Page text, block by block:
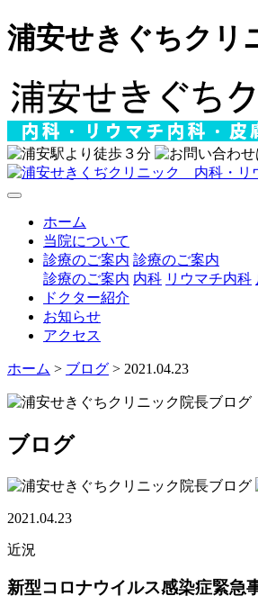
浦安せきぐちクリ
ホーム
当院について
診療のご案内 診療のご案内
診療のご案内 内科 リウマチ内科
ドクター紹介
お知らせ
アクセス
ホーム > ブログ > 2021.04.23
ブログ
2021.04.23
近況
新型コロナウイルス感染症緊急